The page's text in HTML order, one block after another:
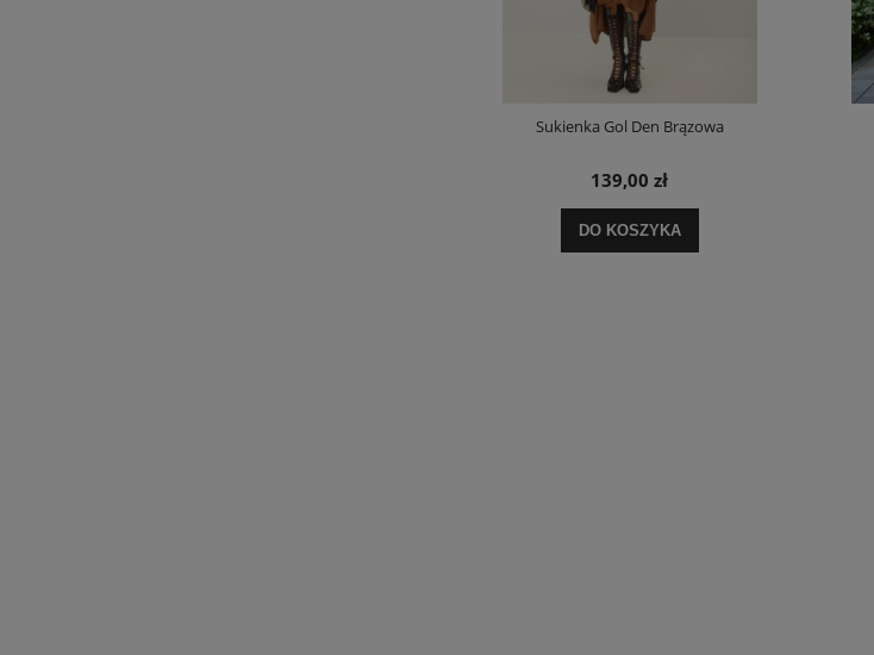
Sukienka Gol Den Brązowa
139,00 zł
DO KOSZYKA